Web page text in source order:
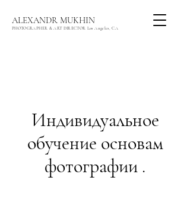
ALEXANDR MUKHIN
PHOTOGRAPHER & ART DIRECTOR Los Angeles, CA
Индивидуальное
обучение основам
фотографии .